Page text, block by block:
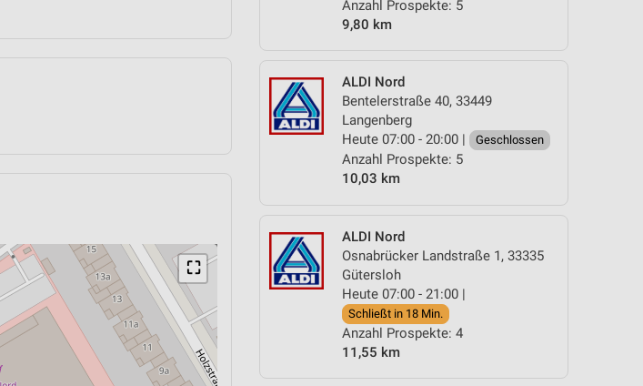
Anzahl Prospekte: 5
9,80 km
ALDI Nord
Bentelerstraße 40, 33449
Langenberg
Heute 07:00 - 20:00 |
Geschlossen
Anzahl Prospekte: 5
10,03 km
ALDI Nord
Osnabrücker Landstraße 1, 33335
Gütersloh
Heute 07:00 - 21:00 |
Schließt in 18 Min.
Anzahl Prospekte: 4
11,55 km
⛶